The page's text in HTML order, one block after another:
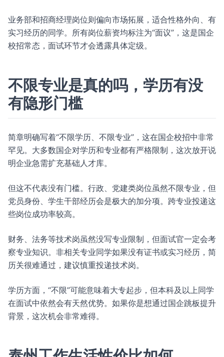
业务部和招商经理岗位则偏向市场拓展，适合性格外向、有
实习经历的同学。所有岗位薪资均标注为“面议”，这是国企
校招常态，面试环节才会透露具体定级。
不限专业是真的吗，学历有没
有隐形门槛
简章明确写着“不限学历、不限专业”，这在国企校招中非常
罕见。大多数国企对学历和专业都有严格限制，这次放开说
明企业急需扩充基础人才库。
但这不代表没有门槛。行政、党建类岗位虽然不限专业，但
党员身份、学生干部经历会是极大的加分项。跨专业投递这
些岗位成功率较高。
财务、法务等技术岗虽然没写专业限制，但面试官一定会考
察专业知识。非相关专业同学如果没有证书或实习经历，简
历关很难通过，建议慎重投递技术岗。
学历方面，“不限”可能意味着大专起步，但本科及以上同学
在面试中依然会有天然优势。如果你是想通过国企跳板提升
背景，这次机会非常难得。